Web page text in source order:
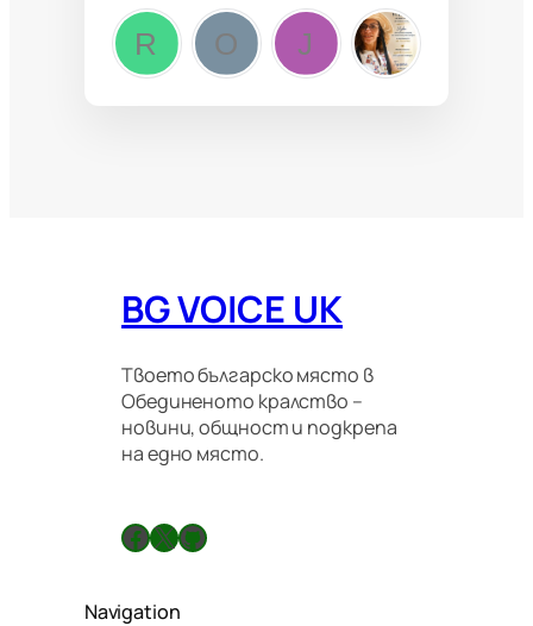
BG VOICE UK
Твоето българско място в
Обединеното кралство –
новини, общност и подкрепа
на едно място.
Facebook X GitHub
Navigation